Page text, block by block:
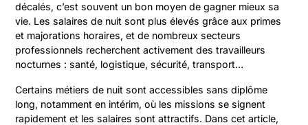
décalés, c’est souvent un bon moyen de gagner mieux sa
vie. Les salaires de nuit sont plus élevés grâce aux primes
et majorations horaires, et de nombreux secteurs
professionnels recherchent activement des travailleurs
nocturnes : santé, logistique, sécurité, transport…
Certains métiers de nuit sont accessibles sans diplôme
long, notamment en intérim, où les missions se signent
rapidement et les salaires sont attractifs. Dans cet article,